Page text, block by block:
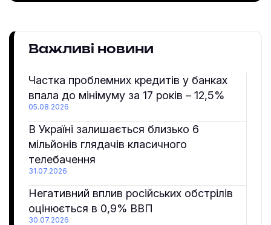
Важливі новини
Частка проблемних кредитів у банках
впала до мінімуму за 17 років – 12,5%
05.08.2026
В Україні залишається близько 6
мільйонів глядачів класичного
телебачення
31.07.2026
Негативний вплив російських обстрілів
оцінюється в 0,9% ВВП
30.07.2026